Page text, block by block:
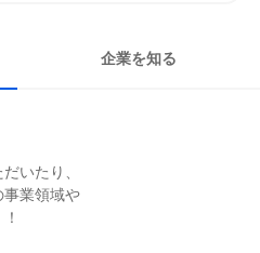
企業を知る
いたり、
事業領域や